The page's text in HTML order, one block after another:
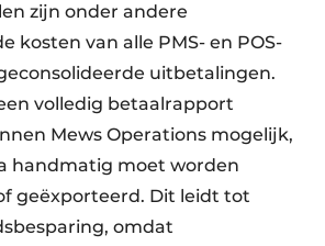
zijn onder andere
kosten van alle PMS- en POS-
uitbetalingen.
volledig betaalrapport
Mews Operations mogelijk,
handmatig moet worden
geëxporteerd. Dit leidt tot
omdat